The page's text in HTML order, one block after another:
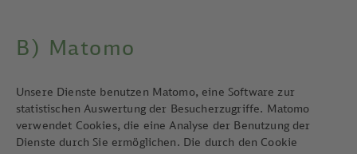
B) Matomo
Unsere Dienste benutzen Matomo, eine Software zur
statistischen Auswertung der Besucherzugriffe. Matomo
verwendet Cookies, die eine Analyse der Benutzung der
Dienste durch Sie ermöglichen. Die durch den Cookie